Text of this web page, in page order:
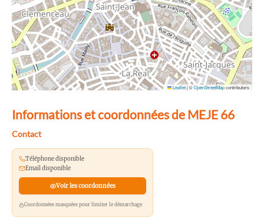
Leaflet|©OpenStreetMapcontributors
Informations et coordonnées de MEJE 66
Contact
Téléphone disponible
Email disponible
Voir les coordonnées
Coordonnées masquées pour limiter le démarchage